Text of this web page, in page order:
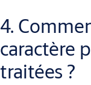
4.
caractère
traitées ?